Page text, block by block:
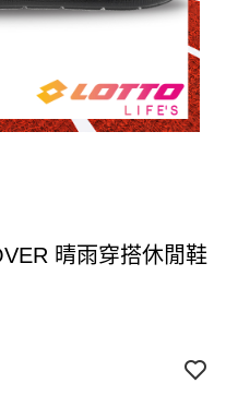
晴雨穿搭休閒鞋